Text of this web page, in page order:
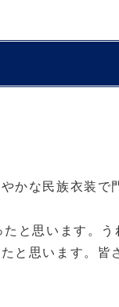
かな民族衣装で
と思います。
と思います。皆